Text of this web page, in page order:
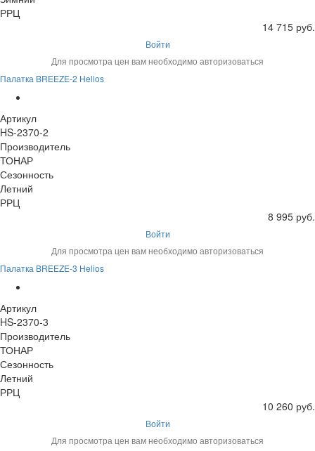
РРЦ
14 715 руб.
Войти
Для просмотра цен вам необходимо авторизоваться
Палатка BREEZE-2 Helios
Артикул
HS-2370-2
Производитель
ТОНАР
Сезонность
Летний
РРЦ
8 995 руб.
Войти
Для просмотра цен вам необходимо авторизоваться
Палатка BREEZE-3 Helios
Артикул
HS-2370-3
Производитель
ТОНАР
Сезонность
Летний
РРЦ
10 260 руб.
Войти
Для просмотра цен вам необходимо авторизоваться